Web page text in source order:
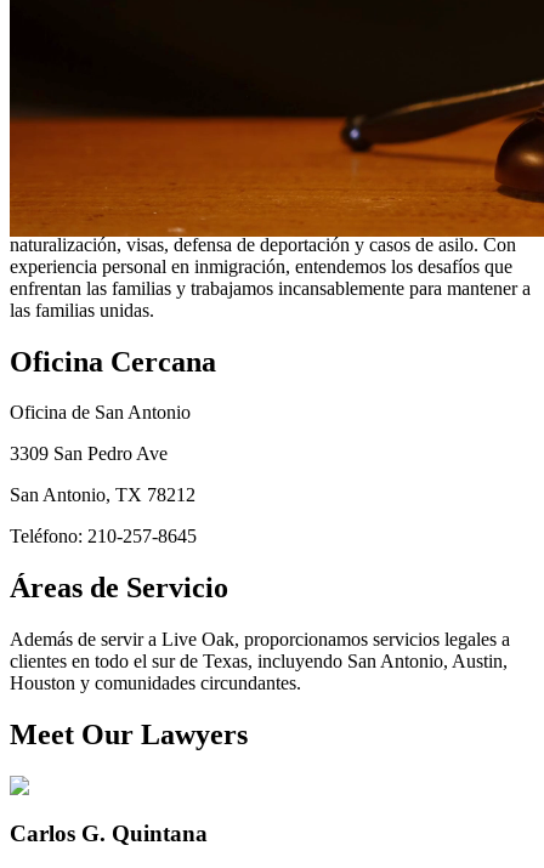
Nuestros Servicios
La ley de inmigración es compleja y está en constante cambio.
Nuestros abogados de inmigración brindan representación integral
para asuntos que incluyen peticiones basadas en la familia,
naturalización, visas, defensa de deportación y casos de asilo. Con
experiencia personal en inmigración, entendemos los desafíos que
enfrentan las familias y trabajamos incansablemente para mantener a
las familias unidas.
Oficina Cercana
Oficina de San Antonio
3309 San Pedro Ave
San Antonio, TX 78212
Teléfono: 210-257-8645
Áreas de Servicio
Además de servir a Live Oak, proporcionamos servicios legales a
clientes en todo el sur de Texas, incluyendo San Antonio, Austin,
Houston y comunidades circundantes.
Meet Our Lawyers
Carlos G. Quintana